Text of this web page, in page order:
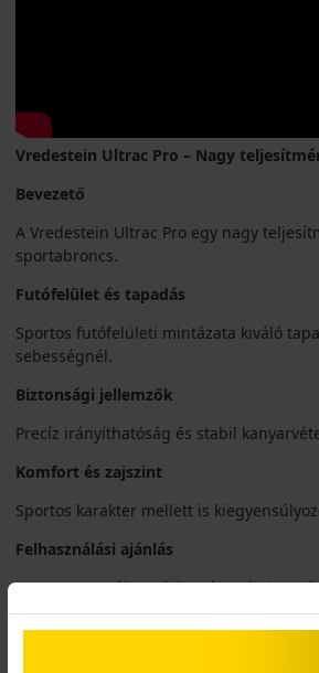
Vredestein Ultrac Pro – Nagy
Bevezető
A Vredestein Ultrac Pro egy nagy
sportabroncs.
Futófelület és tapadás
Sportos futófelületi mintázata kiváló
sebességnél.
Biztonsági jellemzők
Precíz irányíthatóság és stabil
Komfort és zajszint
Sportos karakter mellett is
Felhasználási ajánlás
Sportos személyautókhoz és prémium
Összegzés
Az Ultrac Pro a sportos vezetéshez